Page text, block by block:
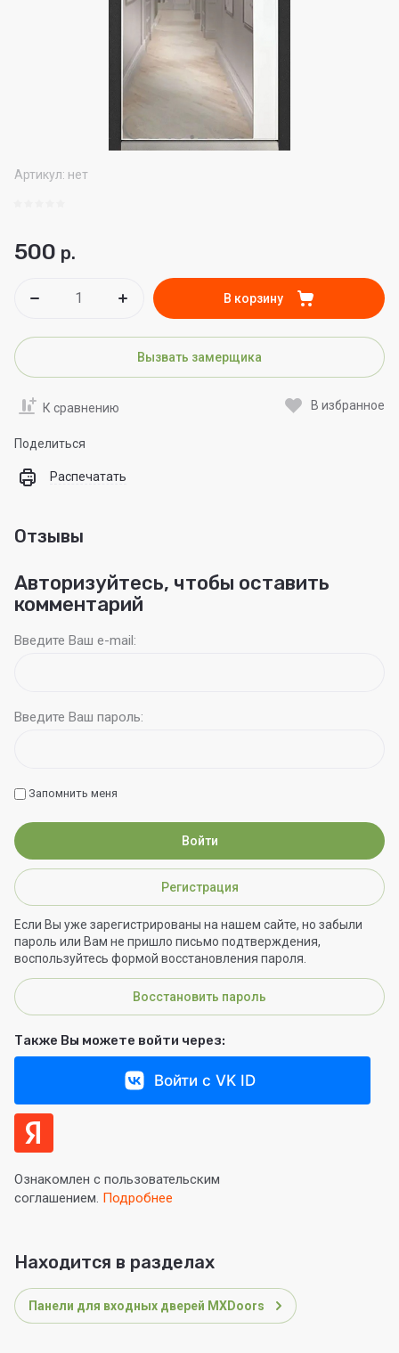
Артикул: нет
500 р.
В корзину
Вызвать замерщика
К сравнению В избранное
Поделиться
Распечатать
Отзывы
Авторизуйтесь, чтобы оставить
комментарий
Введите Ваш e-mail:
Введите Ваш пароль:
Запомнить меня
Войти
Регистрация
Если Вы уже зарегистрированы на нашем сайте, но забыли
пароль или Вам не пришло письмо подтверждения,
воспользуйтесь формой восстановления пароля.
Восстановить пароль
Также Вы можете войти через:
Войти с VK ID
Ознакомлен с пользовательским
соглашением. Подробнее
Находится в разделах
Панели для входных дверей MXDoors